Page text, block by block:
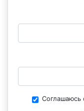
Соглашаюсь